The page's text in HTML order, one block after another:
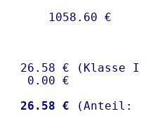
26.58 € (Klasse I)
0.00 €
   26.58 €